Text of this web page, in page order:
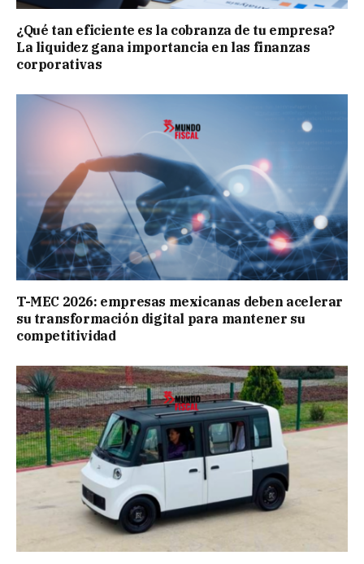
¿Qué tan eficiente es la cobranza de tu empresa?
La liquidez gana importancia en las finanzas
corporativas
T-MEC 2026: empresas mexicanas deben acelerar
su transformación digital para mantener su
competitividad